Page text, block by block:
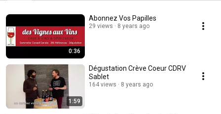
0:36
Abonnez Vos Papilles
29 views 8 years ago
1:59
Dégustation Crève Coeur CDRV
Sablet
164 views 8 years ago